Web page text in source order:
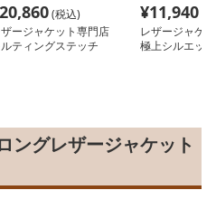
20,860(税込)
ージャケット専門店
ティングステッチ
¥11,940
レザージャケ
極上シルエッ
ングレザージャケット